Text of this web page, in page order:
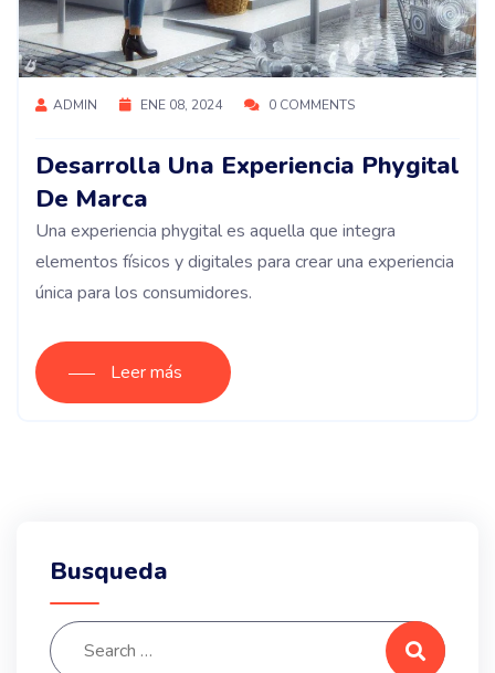
ADMIN ENE 08, 2024 0 COMMENTS
Desarrolla Una Experiencia Phygital
De Marca
Una experiencia phygital es aquella que integra
elementos físicos y digitales para crear una experiencia
única para los consumidores.
Leer más
Busqueda
Search for:
Search